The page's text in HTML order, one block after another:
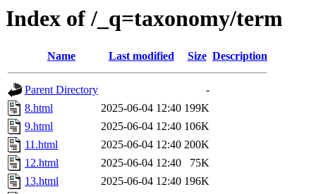
Index of /_q=taxonomy/term
Name Last modified Size Description
Parent Directory
-
8.html
2025-06-04 12:40 199K
9.html
2025-06-04 12:40 106K
11.html
2025-06-04 12:40 200K
12.html
2025-06-04 12:40
75K
13.html
2025-06-04 12:40 196K